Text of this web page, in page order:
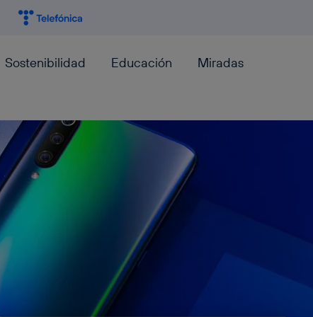
Sostenibilidad Educación
Miradas